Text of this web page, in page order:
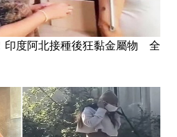
印度阿北接種後狂黏金屬物 全